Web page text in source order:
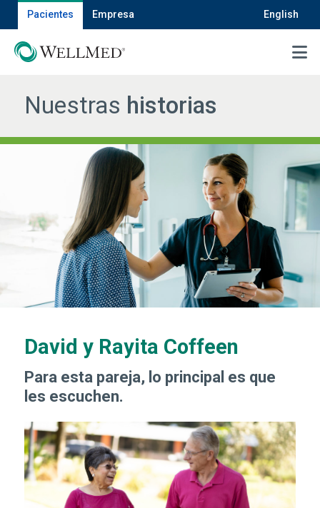
Pacientes Empresa English
MENU
Nuestras historias
David y Rayita Coffeen
Para esta pareja, lo principal es que
les escuchen.